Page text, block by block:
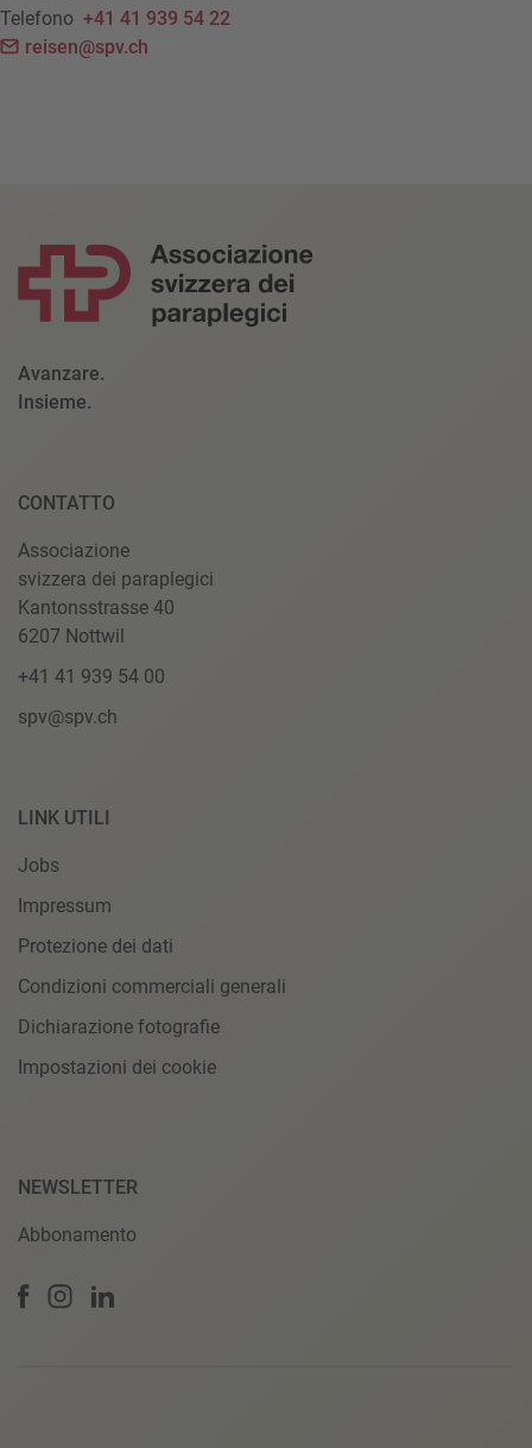
Telefono +41 41 939 54 22
reisen@spv.ch
Avanzare.
Insieme.
CONTATTO
Associazione
svizzera dei paraplegici
Kantonsstrasse 40
6207 Nottwil
+41 41 939 54 00
spv@spv.ch
LINK UTILI
Jobs
Impressum
Protezione dei dati
Condizioni commerciali generali
Dichiarazione fotografie
Impostazioni dei cookie
NEWSLETTER
Abbonamento